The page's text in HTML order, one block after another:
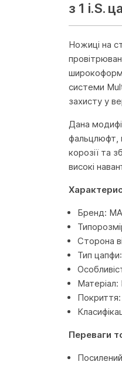
з 1 i.S.
Ножиці на
системи
захисту у
Дана
фальцлюфт,
корозії та
високі
Бренд:
Сторона
Тип
Матеріал:
Переваги